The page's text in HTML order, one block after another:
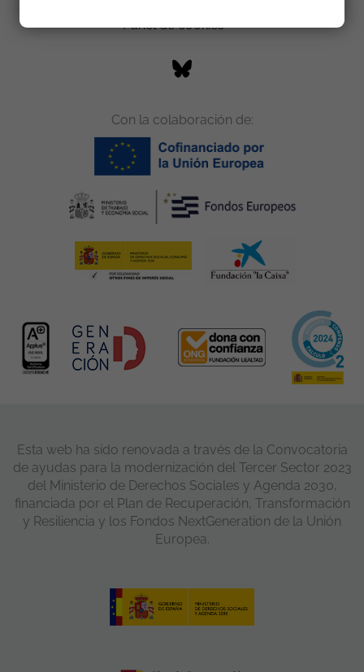
Panel de cookies
Con la colaboración de:
Esta web ha sido renovada a través de la Convocatoria
de ayudas para la modernización del Tercer Sector 2023
del Ministerio de Derechos Sociales y Agenda 2030,
financiada por el Plan de Recuperación, Transformación
y Resiliencia y los Fondos NextGeneration de la Unión
Europea.